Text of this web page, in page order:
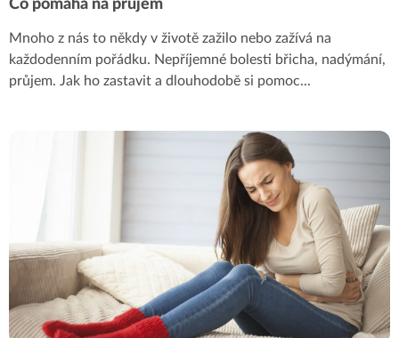
Co pomáhá na průjem
Mnoho z nás to někdy v životě zažilo nebo zažívá na
každodenním pořádku. Nepříjemné bolesti břicha, nadýmání,
průjem. Jak ho zastavit a dlouhodobě si pomoc...